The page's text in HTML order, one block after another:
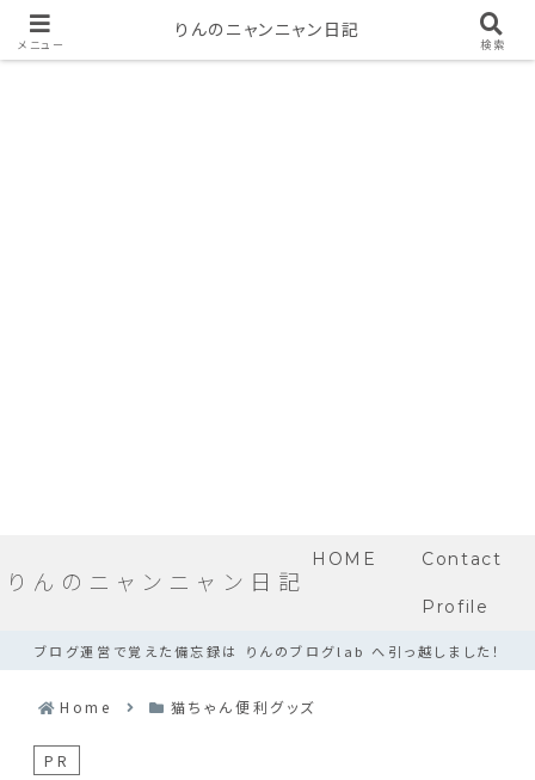
りんのニャンニャン日記
HOME Contact
Profile
ブログ運営で覚えた備忘録は りんのブログlab へ引っ越しました！
Home 猫ちゃん便利グッズ
PR
メニュー
りんのニャンニャン日記
検索